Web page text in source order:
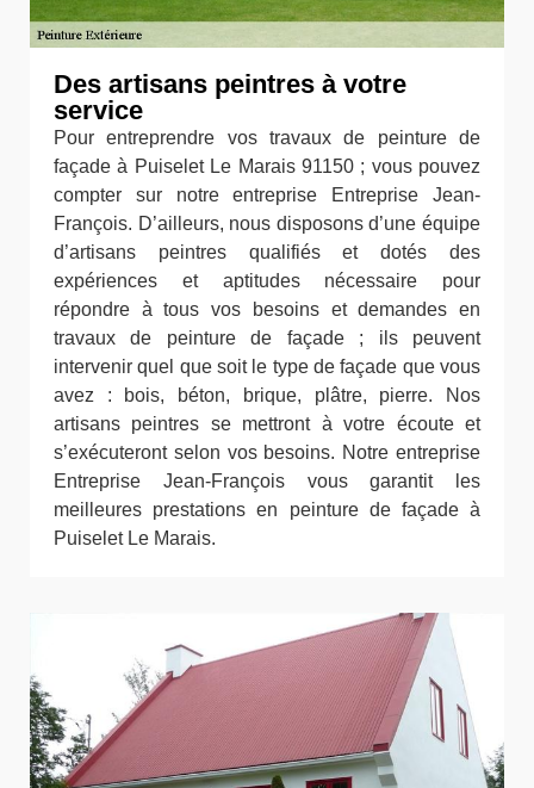
Des artisans peintres à votre
service
Pour entreprendre vos travaux de peinture de
façade à Puiselet Le Marais 91150 ; vous pouvez
compter sur notre entreprise Entreprise Jean-
François. D’ailleurs, nous disposons d’une équipe
d’artisans peintres qualifiés et dotés des
expériences et aptitudes nécessaire pour
répondre à tous vos besoins et demandes en
travaux de peinture de façade ; ils peuvent
intervenir quel que soit le type de façade que vous
avez : bois, béton, brique, plâtre, pierre. Nos
artisans peintres se mettront à votre écoute et
s’exécuteront selon vos besoins. Notre entreprise
Entreprise Jean-François vous garantit les
meilleures prestations en peinture de façade à
Puiselet Le Marais.